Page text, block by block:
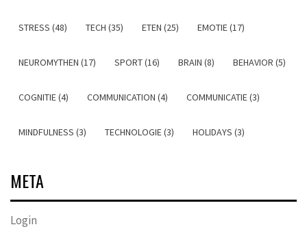
STRESS (48) TECH (35) ETEN (25) EMOTIE (17)
NEUROMYTHEN (17) SPORT (16) BRAIN (8) BEHAVIOR (5)
COGNITIE (4) COMMUNICATION (4) COMMUNICATIE (3)
MINDFULNESS (3) TECHNOLOGIE (3) HOLIDAYS (3)
META
Login